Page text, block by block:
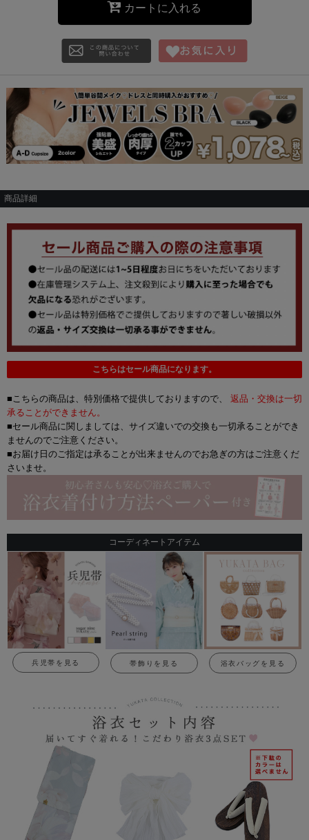
カートに入れる
商品詳細
こちらはセール商品になります。
■こちらの商品は、特別価格で提供しておりますので、 返品・交換は一切
承ることができません。
■セール商品に関しましては、サイズ違いでの交換も一切承ることができ
ませんのでご注意ください。
■お届け日のご指定は承ることが出来ませんのでお急ぎの方はご注意くだ
さいませ。
コーディネートアイテム
兵児帯を見る 帯飾りを見る 浴衣バッグを見る